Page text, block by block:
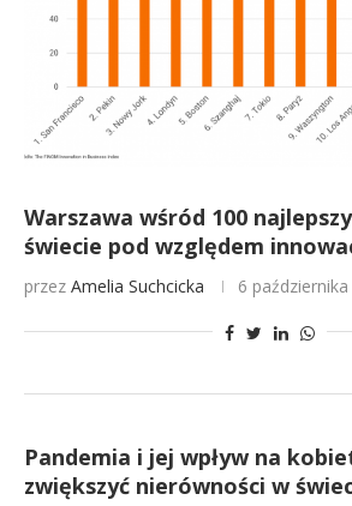
Warszawa wśród 100
świecie pod względem
przez Amelia Suchcicka 6 października
Pandemia i jej wpływ na
zwiększyć nierówności w